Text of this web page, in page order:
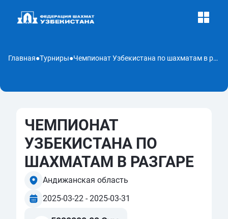
Главная●Турниры● Чемпионат Узбекистана по шахматам в разгаре
ЧЕМПИОНАТ
УЗБЕКИСТАНА ПО
ШАХМАТАМ В РАЗГАРЕ
Андижанская область
2025-03-22 - 2025-03-31